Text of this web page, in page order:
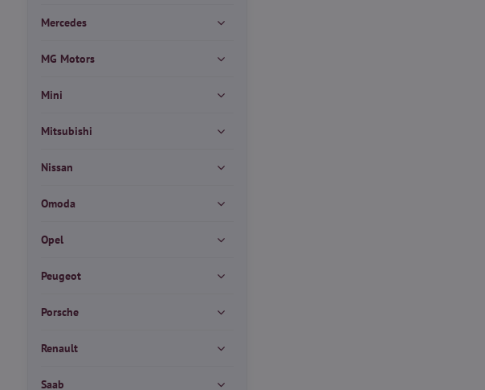
Mercedes
MG Motors
Mini
Mitsubishi
Nissan
Omoda
Opel
Peugeot
Porsche
Renault
Saab